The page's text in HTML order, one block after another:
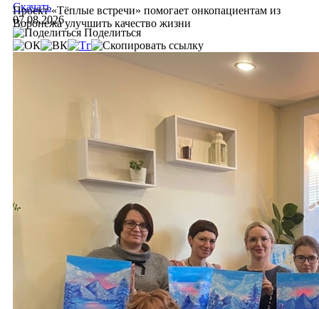
Проект «Тёплые встречи» помогает онкопациентам из
Воронежа улучшить качество жизни
Скачать
07.08.2026
Поделиться